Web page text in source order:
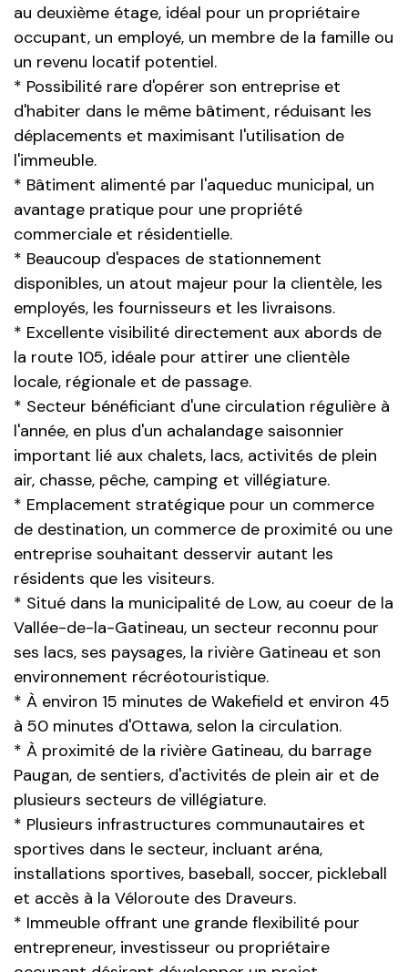
au deuxième étage, idéal pour un propriétaire
occupant, un employé, un membre de la famille ou
un revenu locatif potentiel.
* Possibilité rare d'opérer son entreprise et
d'habiter dans le même bâtiment, réduisant les
déplacements et maximisant l'utilisation de
l'immeuble.
* Bâtiment alimenté par l'aqueduc municipal, un
avantage pratique pour une propriété
commerciale et résidentielle.
* Beaucoup d'espaces de stationnement
disponibles, un atout majeur pour la clientèle, les
employés, les fournisseurs et les livraisons.
* Excellente visibilité directement aux abords de
la route 105, idéale pour attirer une clientèle
locale, régionale et de passage.
* Secteur bénéficiant d'une circulation régulière à
l'année, en plus d'un achalandage saisonnier
important lié aux chalets, lacs, activités de plein
air, chasse, pêche, camping et villégiature.
* Emplacement stratégique pour un commerce
de destination, un commerce de proximité ou une
entreprise souhaitant desservir autant les
résidents que les visiteurs.
* Situé dans la municipalité de Low, au coeur de la
Vallée-de-la-Gatineau, un secteur reconnu pour
ses lacs, ses paysages, la rivière Gatineau et son
environnement récréotouristique.
* À environ 15 minutes de Wakefield et environ 45
à 50 minutes d'Ottawa, selon la circulation.
* À proximité de la rivière Gatineau, du barrage
Paugan, de sentiers, d'activités de plein air et de
plusieurs secteurs de villégiature.
* Plusieurs infrastructures communautaires et
sportives dans le secteur, incluant aréna,
installations sportives, baseball, soccer, pickleball
et accès à la Véloroute des Draveurs.
* Immeuble offrant une grande flexibilité pour
entrepreneur, investisseur ou propriétaire